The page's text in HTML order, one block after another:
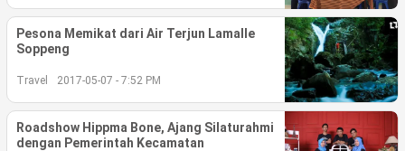
©
2026
berita-
.
All
Right
Reserved
Pesona Memikat dari Air Terjun Lamalle
Soppeng
Travel 2017-05-07 - 7:52 PM
Roadshow Hippma Bone, Ajang Silaturahmi
dengan Pemerintah Kecamatan